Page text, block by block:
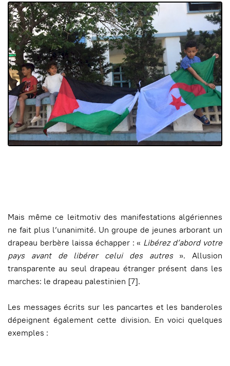
Mais même ce leitmotiv des manifestations algériennes
ne fait plus l’unanimité. Un groupe de jeunes arborant un
drapeau berbère laissa échapper : « Libérez d’abord votre
pays avant de libérer celui des autres ». Allusion
transparente au seul drapeau étranger présent dans les
marches: le drapeau palestinien [7].
Les messages écrits sur les pancartes et les banderoles
dépeignent également cette division. En voici quelques
exemples :